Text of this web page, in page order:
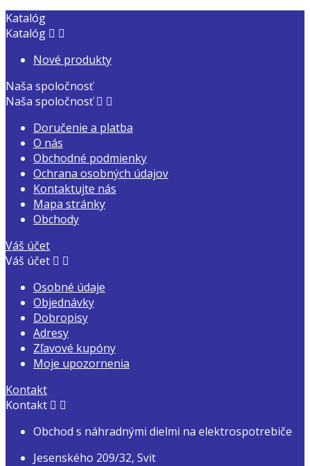
Katalóg
Katalóg  
Nové produkty
Naša spoločnosť
Naša spoločnosť  
Doručenie a platba
O nás
Obchodné podmienky
Ochrana osobných údajov
Kontaktujte nás
Mapa stránky
Obchody
Váš účet
Váš účet  
Osobné údaje
Objednávky
Dobropisy
Adresy
Zľavové kupóny
Moje upozornenia
Kontakt
Kontakt  
Obchod s náhradnými dielmi na elektrospotrebiče
Jesenského 209/32, Svit